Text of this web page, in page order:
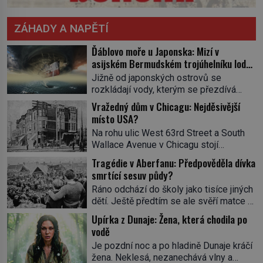
ZÁHADY A NAPĚTÍ
Ďáblovo moře u Japonska: Mizí v
asijském Bermudském trojúhelníku lodě
ve spárech neznámé síly?
Jižně od japonských ostrovů se
rozkládají vody, kterým se přezdívá
Ďáblovo moře. Vypráví se o lodích
mizejících beze stopy, podivných
světlech, zrádných proudech i mořských
dracích, kteří měli tyto končiny střežit už
v dávných legendách. Je tichomořský
Dračí trojúhelník skutečně prokletým
místem, nebo se zde jen nebezpečná
příroda proměnila v jednu z
nejpůsobivějších námořních záhad? […]
Vražedný dům v Chicagu: Nejděsivější
místo USA?
Na rohu ulic West 63rd Street a South
Wallace Avenue v Chicagu stojí
nenápadná pošta. Nemá žádný speciální
nápis ani pamětní desku. A přesto prý
místní zaměstnanci neradi chodí do
sklepa. Právě tady totiž sídlil sériový
vrah H. H. Holmes a také
nejpropracovanější past na lidi
v dějinách americké kriminalistiky.
Herman Webster Mudgett (1861–1896)
přijíždí […]
Tragédie v Aberfanu: Předpověděla dívka
smrtící sesuv půdy?
Ráno odchází do školy jako tisíce jiných
dětí. Ještě předtím se ale svěří matce s
podivným snem. Ve škole, kterou dobře
zná, tentokrát nevidí budovu ani
spolužáky. Místo nich se před ní tyčí
cosi temného. O několik hodin později je
mrtvá. Mohla devítiletá Zahlédla vlastní
Upírka z Dunaje: Žena, která chodila po
vodě
Je pozdní noc a po hladině Dunaje kráčí
žena. Neklesá, nezanechává vlny a